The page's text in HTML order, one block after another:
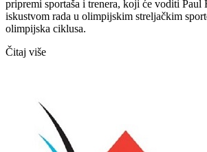
pripremi sportaša i trenera, koji će voditi Paul
iskustvom rada u olimpijskim streljačkim
olimpijska ciklusa.
Čitaj više